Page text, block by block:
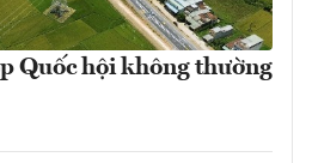
Quốc hội không thường